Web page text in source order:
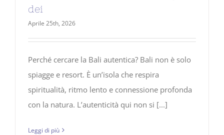
dei
Aprile 25th, 2026
Perché cercare la Bali autentica? Bali non è solo
spiagge e resort. È un’isola che respira
spiritualità, ritmo lento e connessione profonda
con la natura. L’autenticità qui non si [...]
Leggi di più